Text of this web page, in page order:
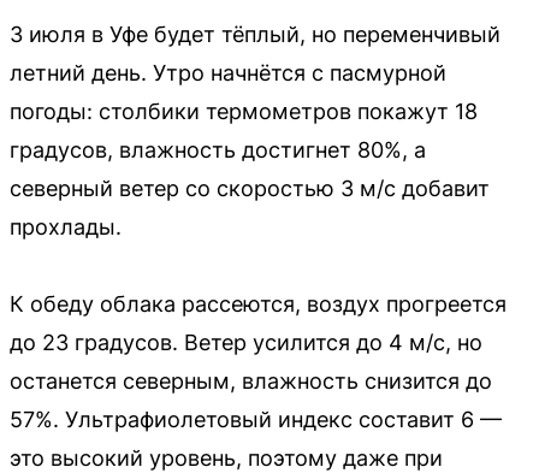
3 июля в Уфе будет тёплый, но переменчивый
летний день. Утро начнётся с пасмурной
погоды: столбики термометров покажут 18
градусов, влажность достигнет 80%, а
северный ветер со скоростью 3 м/с добавит
прохлады.
К обеду облака рассеются, воздух прогреется
до 23 градусов. Ветер усилится до 4 м/с, но
останется северным, влажность снизится до
57%. Ультрафиолетовый индекс составит 6 —
это высокий уровень, поэтому даже при